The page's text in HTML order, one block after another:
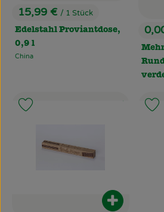
, Preis:
15,99 € / 1 Stück
Edelstahl Proviantdose,
0,9 l
, Herkunft:
China
,
Produkt
, Verband:
Produkt zu Favouriten hinzufügen